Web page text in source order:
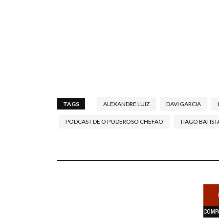
TAGS ALEXANDRE LUIZ DAVI GARCIA
PODCAST DE O PODEROSO CHEFÃO TIAGO